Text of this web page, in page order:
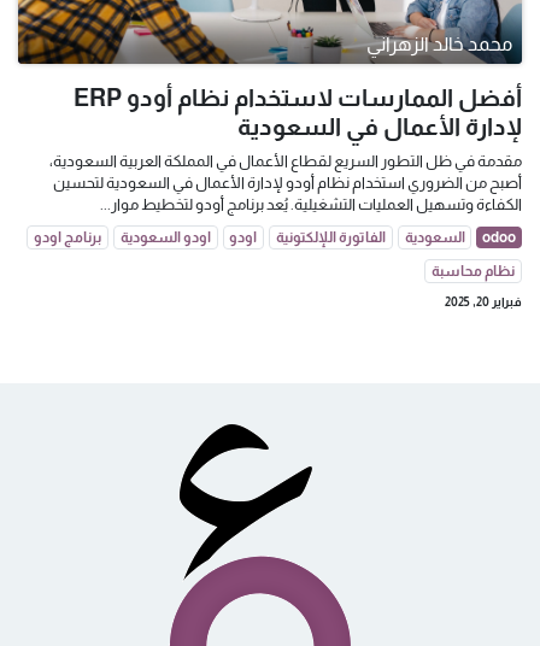
محمد خالد الزهراني
أفضل الممارسات لاستخدام نظام أودو ERP
لإدارة الأعمال في السعودية
مقدمة في ظل التطور السريع لقطاع الأعمال في المملكة العربية السعودية،
أصبح من الضروري استخدام نظام أودو لإدارة الأعمال في السعودية لتحسين
الكفاءة وتسهيل العمليات التشغيلية. يُعد برنامج أودو لتخطيط موار...
odoo السعودية الفاتورة اللإلكتونية اودو اودو السعودية
برنامج اودو
نظام محاسبة
فبراير 20, 2025